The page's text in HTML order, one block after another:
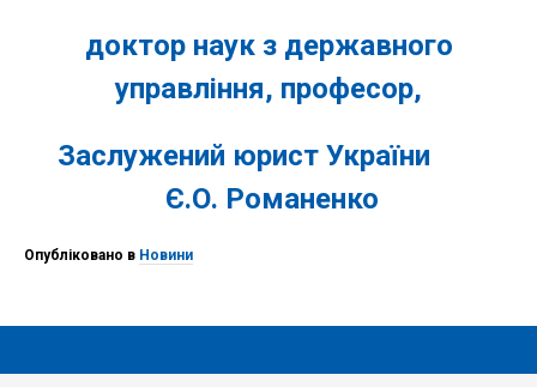
доктор наук з державного
управління, професор,
Заслужений юрист України
Є.О. Романенко
Опубліковано в Новини